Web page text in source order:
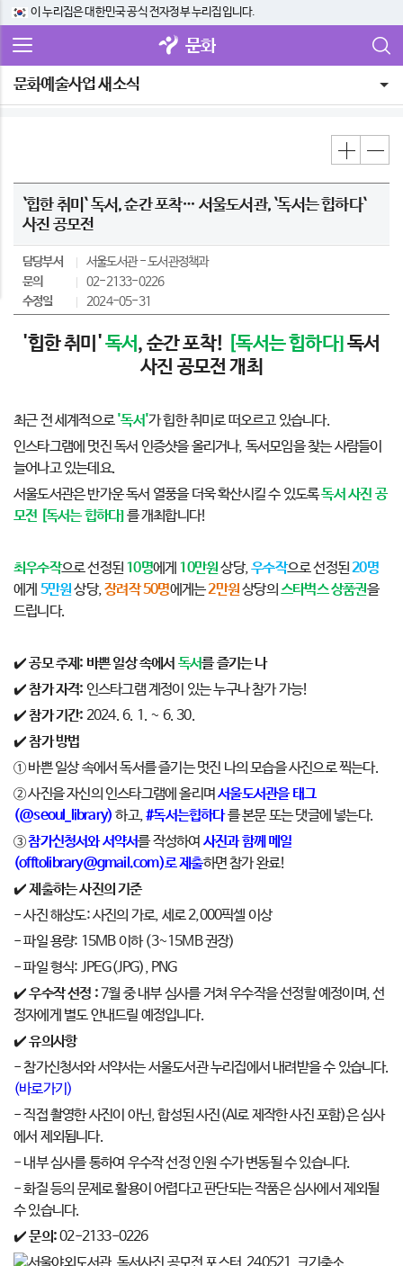
이 누리집은 대한민국 공식 전자정부 누리집입니다.
문화
문화예술사업 새소식
`힙한 취미` 독서, 순간 포착… 서울도서관, `독서는 힙하다`
사진 공모전
담당부서 서울도서관
도서관정책과
문의
02-2133-0226
수정일
2024-05-31
'힙한 취미'독서, 순간 포착! [독서는 힙하다] 독서
사진 공모전 개최
최근 전 세계적으로'독서'가 힙한 취미로 떠오르고 있습니다.
인스타그램에 멋진 독서 인증샷을 올리거나, 독서모임을 찾는 사람들이
늘어나고 있는데요.
서울도서관은 반가운 독서 열풍을 더욱 확산시킬 수 있도록독서 사진 공
모전 [독서는 힙하다]를 개최합니다!
최우수작으로 선정된 10명에게 10만원상당,우수작으로 선정된20명
에게 5만원상당,장려작 50명에게는2만원상당의스타벅스 상품권을
드립니다.
✔️공모 주제: 바쁜 일상 속에서 독서를 즐기는 나
✔️참가 자격: 인스타그램 계정이 있는 누구나 참가 가능!
✔️참가 기간: 2024. 6. 1. ~ 6. 30.
✔️참가 방법
① 바쁜 일상 속에서 독서를 즐기는 멋진 나의 모습을 사진으로 찍는다.
② 사진을 자신의 인스타그램에 올리며서울도서관을 태그
(@seoul_library)하고,#독서는힙하다를 본문 또는 댓글에 넣는다.
③참가신청서와 서약서를 작성하여 사진과 함께 메일
(offtolibrary@gmail.com)로 제출하면 참가 완료!
✔️제출하는 사진의 기준
- 사진 해상도: 사진의 가로, 세로 2,000픽셀 이상
- 파일 용량: 15MB 이하 (3~15MB 권장)
- 파일 형식: JPEG(JPG), PNG
✔️우수작 선정 :7월 중 내부 심사를 거쳐 우수작을 선정할 예정이며, 선
정자에게 별도 안내드릴 예정입니다.
✔️유의사항
- 참가신청서와 서약서는 서울도서관 누리집에서 내려받을 수 있습니다.
(바로가기)
- 직접 촬영한 사진이 아닌, 합성된 사진(AI로 제작한 사진 포함)은 심사
에서 제외됩니다.
- 내부 심사를 통하여 우수작 선정 인원 수가 변동될 수 있습니다.
- 화질 등의 문제로 활용이 어렵다고 판단되는 작품은 심사에서 제외될
수 있습니다.
✔️문의:02-2133-0226